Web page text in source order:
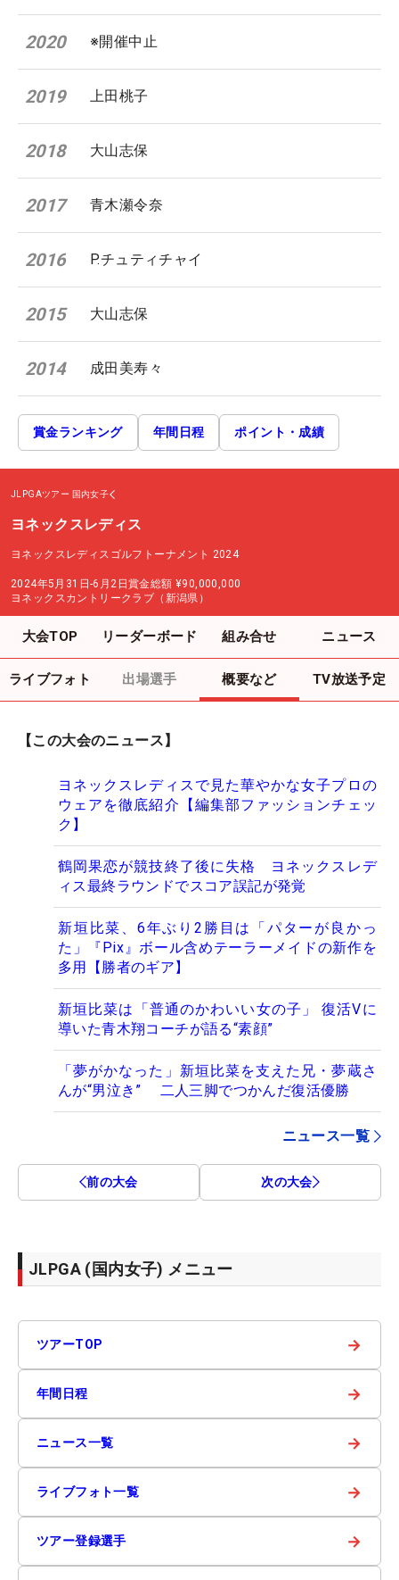
2020 ※開催中止
2019 上田桃子
2018 大山志保
2017 青木瀬令奈
2016 P.チュティチャイ
2015 大山志保
2014 成田美寿々
賞金ランキング 年間日程 ポイント・成績
JLPGAツアー 国内女子
ヨネックスレディス
ヨネックスレディスゴルフトーナメント 2024
2024年5月31日-6月2日賞金総額 ¥90,000,000
ヨネックスカントリークラブ（新潟県）
大会TOP リーダーボード 組み合せ ニュース
ライブフォト 出場選手 概要など TV放送予定
【この大会のニュース】
ヨネックスレディスで見た華やかな女子プロの
ウェアを徹底紹介【編集部ファッションチェッ
ク】
鶴岡果恋が競技終了後に失格 ヨネックスレデ
ィス最終ラウンドでスコア誤記が発覚
新垣比菜、6年ぶり2勝目は「パターが良かっ
た」『Pix』ボール含めテーラーメイドの新作を
多用【勝者のギア】
新垣比菜は「普通のかわいい女の子」 復活Vに
導いた青木翔コーチが語る“素顔”
「夢がかなった」新垣比菜を支えた兄・夢蔵さ
んが“男泣き” 二人三脚でつかんだ復活優勝
ニュース一覧
前の大会 次の大会
JLPGA (国内女子) メニュー
ツアーTOP →
年間日程 →
ニュース一覧 →
ライブフォト一覧 →
ツアー登録選手 →